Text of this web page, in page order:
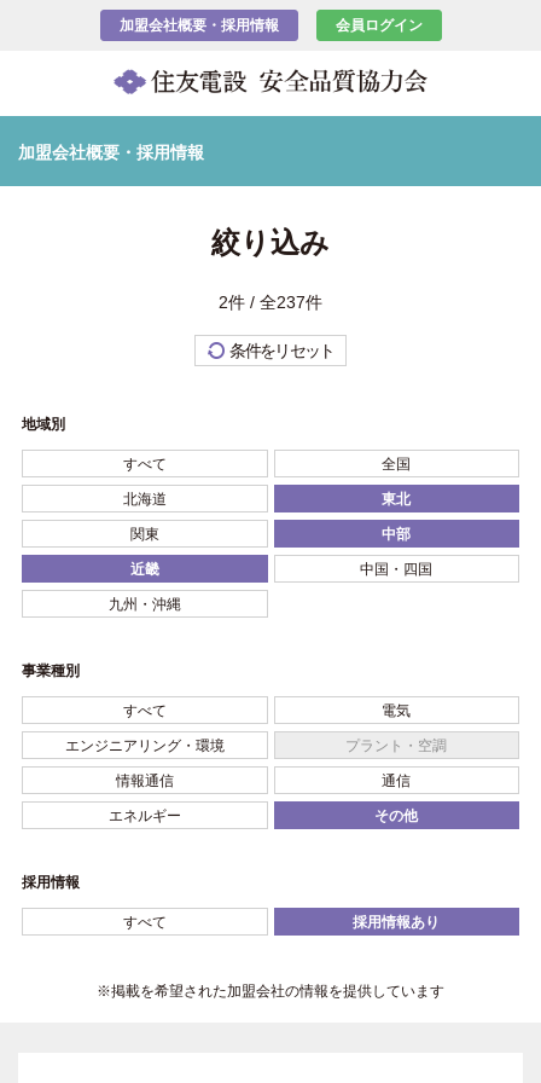
加盟会社概要・採用情報 会員ログイン
加盟会社概要・採用情報
絞り込み
2件 / 全237件
条件をリセット
地域別
すべて 全国
北海道 東北
関東 中部
近畿 中国・四国
九州・沖縄
事業種別
すべて 電気
エンジニアリング・環境 プラント・空調
情報通信 通信
エネルギー その他
採用情報
すべて 採用情報あり
※掲載を希望された加盟会社の情報を提供しています